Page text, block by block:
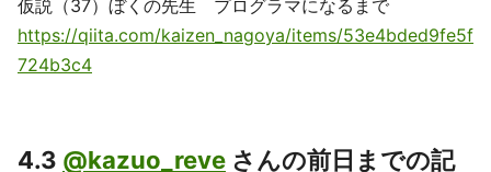
仮説（37）ぼくの先生 プログラマになるまで
https://qiita.com/kaizen_nagoya/items/53e4bded9fe5f
724b3c4
4.3 @kazuo_reve さんの前日までの記